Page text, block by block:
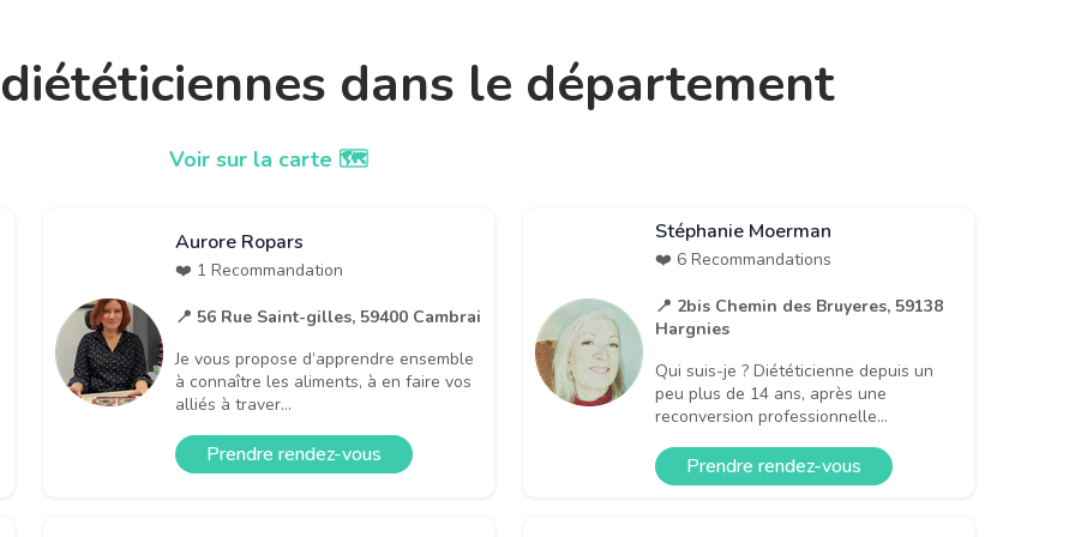
dans le département
Voir sur la carte 🗺️
Aurore Ropars
❤️ 1 Recommandation
📍 56 Rue Saint-gilles, 59400 Cambrai
Je vous propose d’apprendre ensemble
à connaître les aliments, à en faire vos
alliés à traver...
Prendre rendez-vous
Stéphanie Moerman
❤️ 6 Recommandations
📍 2bis Chemin des Bruyeres, 59138
Hargnies
Qui suis-je ? Diététicienne depuis un
peu plus de 14 ans, après une
reconversion professionnelle...
Prendre rendez-vous